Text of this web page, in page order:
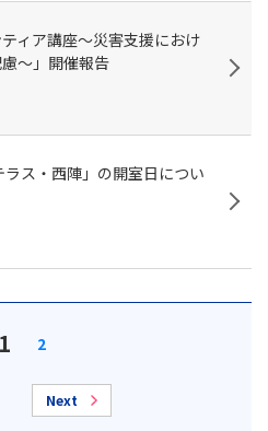
ティア講座～災害支援におけ
～」開催報告
ラス・西陣」の開室日につい
1 2
Next